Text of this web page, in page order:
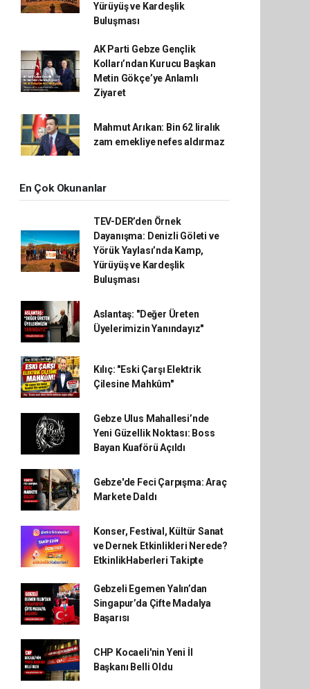
Yürüyüş ve Kardeşlik
Buluşması
AK Parti Gebze Gençlik
Kolları’ndan Kurucu Başkan
Metin Gökçe’ye Anlamlı
Ziyaret
Mahmut Arıkan: Bin 62 liralık
zam emekliye nefes aldırmaz
En Çok Okunanlar
TEV-DER’den Örnek
Dayanışma: Denizli Göleti ve
Yörük Yaylası’nda Kamp,
Yürüyüş ve Kardeşlik
Buluşması
Aslantaş: "Değer Üreten
Üyelerimizin Yanındayız"
Kılıç: "Eski Çarşı Elektrik
Çilesine Mahkûm"
Gebze Ulus Mahallesi’nde
Yeni Güzellik Noktası: Boss
Bayan Kuaförü Açıldı
Gebze'de Feci Çarpışma: Araç
Markete Daldı
Konser, Festival, Kültür Sanat
ve Dernek Etkinlikleri Nerede?
EtkinlikHaberleri Takipte
Gebzeli Egemen Yalın’dan
Singapur’da Çifte Madalya
Başarısı
CHP Kocaeli'nin Yeni İl
Başkanı Belli Oldu